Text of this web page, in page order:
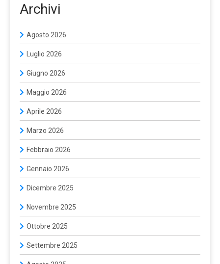
Archivi
Agosto 2026
Luglio 2026
Giugno 2026
Maggio 2026
Aprile 2026
Marzo 2026
Febbraio 2026
Gennaio 2026
Dicembre 2025
Novembre 2025
Ottobre 2025
Settembre 2025